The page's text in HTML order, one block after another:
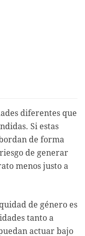
diferentes que
Si estas
de forma
de generar
menos justo a
de género es
tanto a
actuar bajo